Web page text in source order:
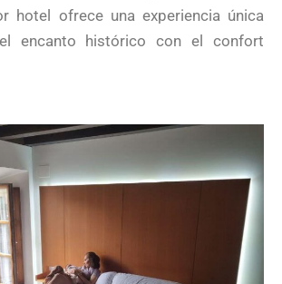
hotel ofrece una experiencia única
encanto histórico con el confort